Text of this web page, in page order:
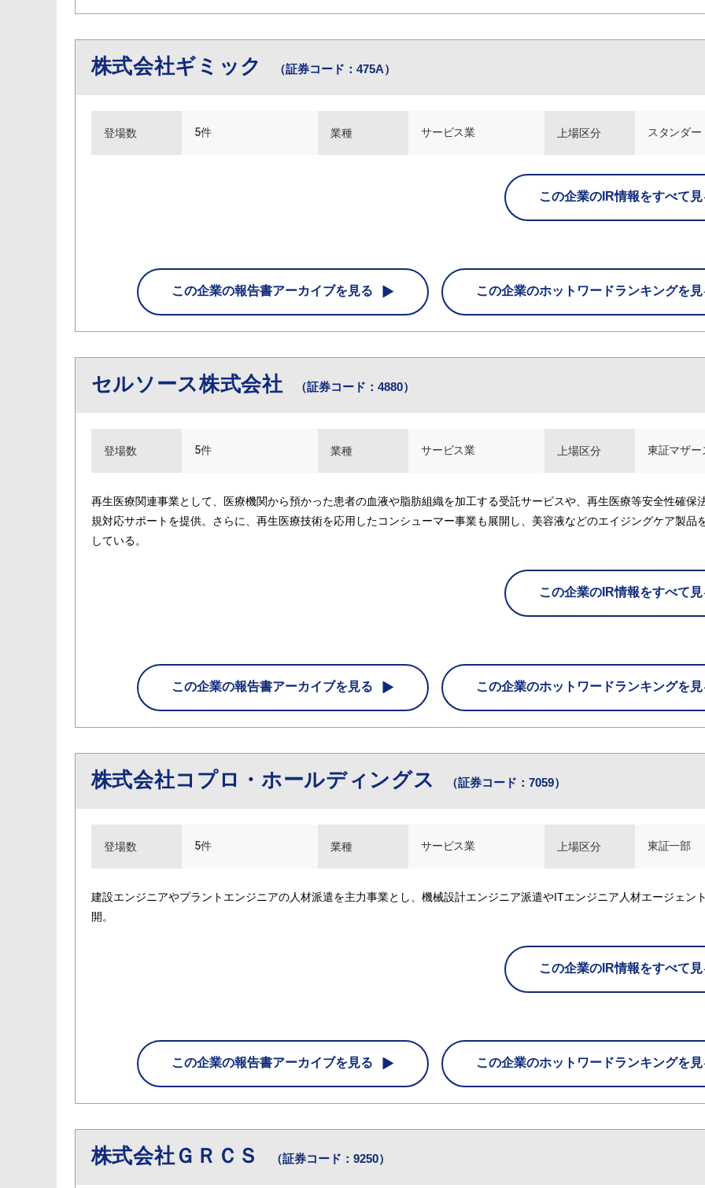
株式会社ギミック （証券コード：475A）
登場数 5件 業種 サービス業 上場区分 スタンダー
この企業のIR情報をすべて見
この企業の報告書アーカイブを見る この企業のホットワードランキングを見
セルソース株式会社 （証券コード：4880）
登場数 5件 業種 サービス業 上場区分 東証マザー
再生医療関連事業として、医療機関から預かった患者の血液や脂肪組織を加工する受託サービスや、再生医療等安全性確保
規対応サポートを提供。さらに、再生医療技術を応用したコンシューマー事業も展開し、美容液などのエイジングケア製品
している。
この企業のIR情報をすべて見
この企業の報告書アーカイブを見る この企業のホットワードランキングを見
株式会社コプロ・ホールディングス （証券コード：7059）
登場数 5件 業種 サービス業 上場区分 東証一部
建設エンジニアやプラントエンジニアの人材派遣を主力事業とし、機械設計エンジニア派遣やITエンジニア人材エージェン
開。
この企業のIR情報をすべて見
この企業の報告書アーカイブを見る この企業のホットワードランキングを見
株式会社ＧＲＣＳ （証券コード：9250）